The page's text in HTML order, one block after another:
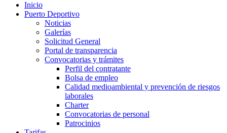
Inicio
Puerto Deportivo
Noticias
Galerías
Solicitud General
Portal de transparencia
Convocatorias y trámites
Perfil del contratante
Bolsa de empleo
Calidad medioambiental y prevención de riesgos
laborales
Charter
Convocatorias de personal
Patrocinios